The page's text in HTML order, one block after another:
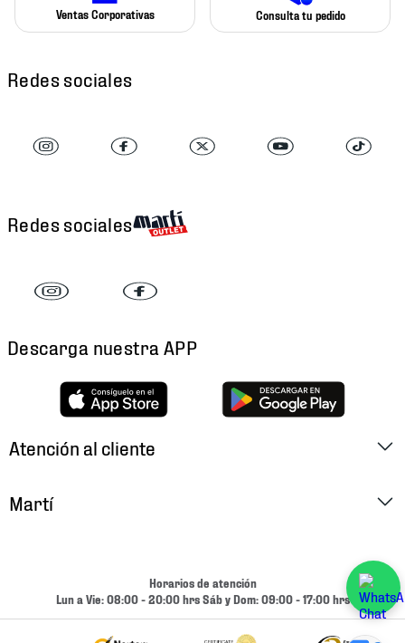
Ventas Corporativas Consulta tu pedido
Redes sociales
Redes sociales
Descarga nuestra APP
Atención al cliente
Cambios y Devoluciones
Martí
Horarios de atención
Lun a Vie: 08:00 - 20:00 hrs Sáb y Dom: 09:00 - 17:00 hrs